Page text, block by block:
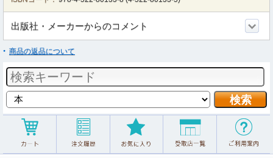
出版社・メーカーからのコメント
商品の返品について